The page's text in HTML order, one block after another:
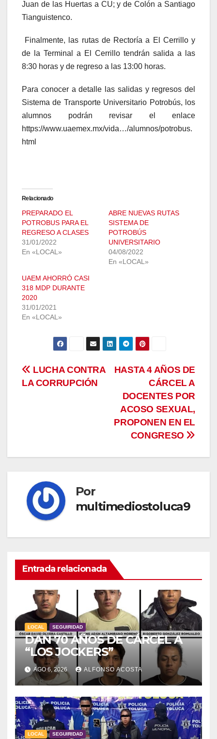
Juan de las Huertas a CU; y de Colón a Santiago
Tianguistenco.
Finalmente, las rutas de Rectoría a El Cerrillo y
de la Terminal a El Cerrillo tendrán salida a las
8:30 horas y de regreso a las 13:00 horas.
Para conocer a detalle las salidas y regresos del
Sistema de Transporte Universitario Potrobús, los
alumnos podrán revisar el enlace
https://www.uaemex.mx/vida…/alumnos/potrobus.
html
Relacionado
PREPARADO EL
POTROBUS PARA EL
REGRESO A CLASES
31/01/2022
En «LOCAL»
ABRE NUEVAS RUTAS
SISTEMA DE
POTROBÚS
UNIVERSITARIO
04/08/2022
En «LOCAL»
UAEM AHORRÓ CASI
318 MDP DURANTE
2020
31/01/2021
En «LOCAL»
Navegación
HASTA 4 AÑOS DE
CÁRCEL A
DOCENTES POR
ACOSO SEXUAL,
PROPONEN EN EL
CONGRESO
LUCHA CONTRA
LA CORRUPCIÓN
Por
multimediostoluca9
Entrada relacionada
LOCAL SEGUIRIDAD
DAN 70 AÑOS DE CÁRCEL A
“LOS JOCKERS”
AGO 6, 2026 ALFONSO ACOSTA
LOCAL SEGUIRIDAD